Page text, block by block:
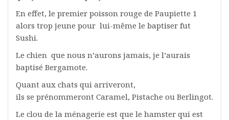
En effet, le premier poisson rouge de Paupiette 1
alors trop jeune pour lui-même le baptiser fut
Sushi.
Le chien que nous n’aurons jamais, je l’aurais
baptisé Bergamote.
Quant aux chats qui arriveront,
ils se prénommeront Caramel, Pistache ou Berlingot.
Le clou de la ménagerie est que le hamster qui est